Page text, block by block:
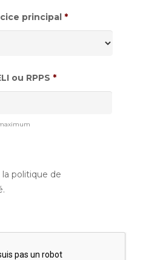
principal *
ou RPPS *
la politique de